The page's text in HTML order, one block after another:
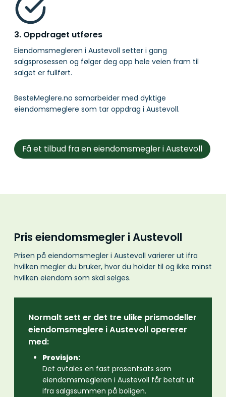
3. Oppdraget utføres
Eiendomsmegleren i Austevoll setter i gang
salgsprosessen og følger deg opp hele veien fram til
salget er fullført.
BesteMeglere.no samarbeider med dyktige
eiendomsmeglere som tar oppdrag i Austevoll.
Få et tilbud fra en eiendomsmegler i Austevoll
Pris eiendomsmegler i Austevoll
Prisen på eiendomsmegler i Austevoll varierer ut ifra
hvilken megler du bruker, hvor du holder til og ikke minst
hvilken eiendom som skal selges.
Normalt sett er det tre ulike prismodeller
eiendomsmeglere i Austevoll opererer
med:
Provisjon:
Det avtales en fast prosentsats som
eiendomsmegleren i Austevoll får betalt ut
ifra salgssummen på boligen.